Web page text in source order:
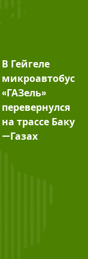
В Гейгеле
микроавтобус
«ГАЗель»
перевернулся
на трассе Баку
—Газах